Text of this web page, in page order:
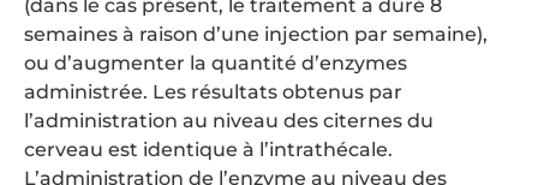
(dans le cas présent, le traitement a duré 8
semaines à raison d’une injection par semaine),
ou d’augmenter la quantité d’enzymes
administrée. Les résultats obtenus par
l’administration au niveau des citernes du
cerveau est identique à l’intrathécale.
L’administration de l’enzyme au niveau des